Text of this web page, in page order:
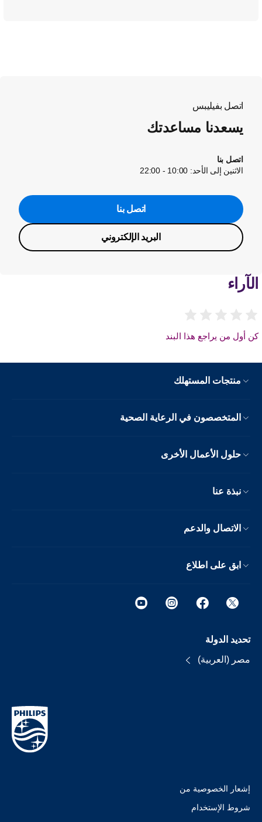
اتصل بفيليبس
يسعدنا مساعدتك
اتصل بنا
الاثنين إلى الأحد: 10:00 - 22:00
اتصل بنا
البريد الإلكتروني
أول من يراجع هذا البند
منتجات المستهلك
المتخصصون في الرعاية الصحية
حلول الأعمال الأخرى
نبذة عنا
الاتصال والدعم
ابق على اطلاع
تحديد الدولة
مصر (العربية)
إشعار الخصوصية من
شروط الإستخدام